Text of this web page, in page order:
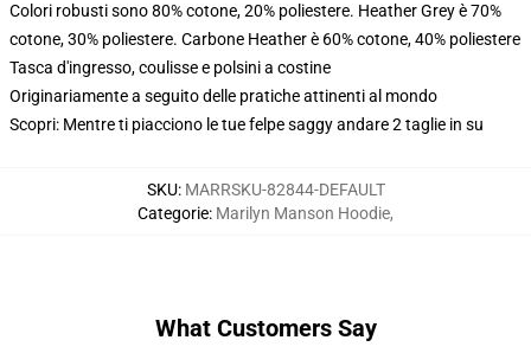
Colori robusti sono 80% cotone, 20% poliestere. Heather Grey è 70%
cotone, 30% poliestere. Carbone Heather è 60% cotone, 40% poliestere
Tasca d'ingresso, coulisse e polsini a costine
Originariamente a seguito delle pratiche attinenti al mondo
Scopri: Mentre ti piacciono le tue felpe saggy andare 2 taglie in su
SKU: MARRSKU-82844-DEFAULT
Categorie: Marilyn Manson Hoodie,
What Customers Say